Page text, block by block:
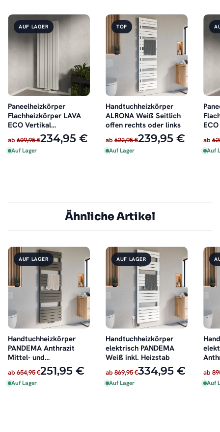
AUF LAGER
Paneelheizkörper
Flachheizkörper LAVA
ECO Vertikal
Doppellagig Weiß
ab 609,95 €234,95 €
Auf Lager
TOP
Handtuchheizkörper
ALRONA Weiß Seitlich
offen rechts oder links
ab 622,95 €239,95 €
Auf Lager
ab
Auf
Ähnliche Artikel
AUF LAGER
Handtuchheizkörper
PANDEMA Anthrazit
Mittel- und
Seitenanschluss
ab 654,95 €251,95 €
Auf Lager
AUF LAGER
Handtuchheizkörper
elektrisch PANDEMA
Weiß inkl. Heizstab
ab 869,95 €334,95 €
Auf Lager
ab
Auf